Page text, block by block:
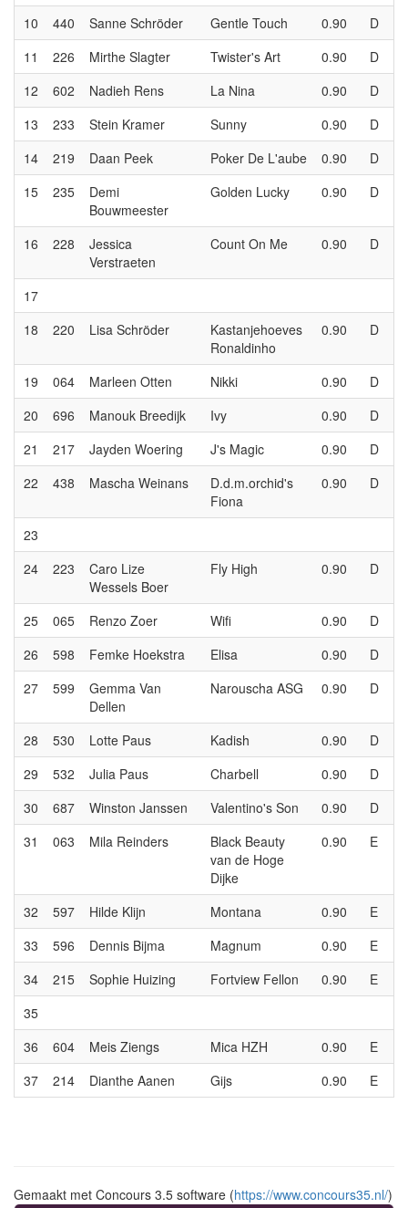
10
440 Sanne Schröder Gentle Touch 0.90
D
11
226 Mirthe Slagter Twister's Art 0.90
D
12
602 Nadieh Rens La Nina 0.90
D
13
233 Stein Kramer Sunny 0.90
D
14
219 Daan Peek Poker De L'aube 0.90
D
15
235
Demi
Bouwmeester
Golden Lucky 0.90 D
16 228
Jessica
Verstraeten
Count On Me 0.90 D
17
18
220 Lisa Schröder
Kastanjehoeves
Ronaldinho
0.90 D
19 064 Marleen Otten Nikki 0.90
D
20
696 Manouk Breedijk Ivy 0.90
D
21
217 Jayden Woering J's Magic 0.90
D
22
438 Mascha Weinans
D.d.m.orchid's
Fiona
0.90 D
23
24
223
Caro Lize
Wessels Boer
Fly High 0.90 D
25 065 Renzo Zoer Wifi 0.90
D
26
598 Femke Hoekstra Elisa 0.90
D
27
599
Gemma Van
Dellen
Narouscha ASG 0.90 D
28 530 Lotte Paus Kadish 0.90
D
29
532 Julia Paus Charbell 0.90
D
30
687 Winston Janssen Valentino's Son 0.90
D
31
063 Mila Reinders
Black Beauty
van de Hoge
Dijke
0.90 E
32 597 Hilde Klijn Montana 0.90
E
33
596 Dennis Bijma Magnum 0.90
E
34
215 Sophie Huizing Fortview Fellon 0.90
E
35
36
604 Meis Ziengs Mica HZH 0.90
E
37
214 Dianthe Aanen Gijs 0.90 E
Gemaakt met Concours 3.5 software (https://www.concours35.nl/)